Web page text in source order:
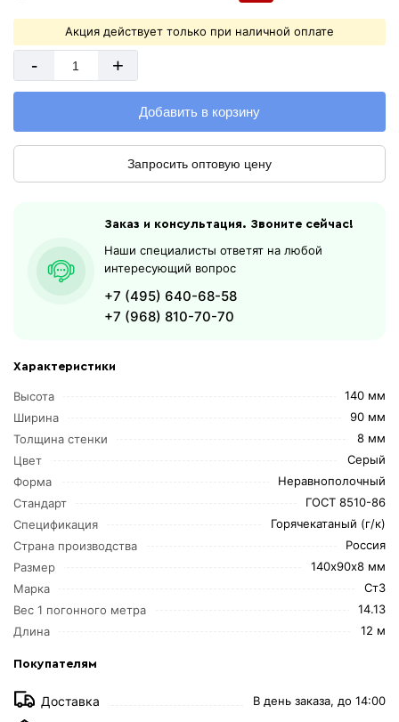
Характеристики
Высота
140 мм
Ширина
90 мм
Толщина стенки
8 мм
Цвет
Серый
Форма
Неравнополочный
Стандарт
ГОСТ 8510-86
Спецификация
Горячекатаный (г/к)
Страна производства
Россия
Размер
140х90х8 мм
Марка
Ст3
Вес 1 погонного метра
14.13
Длина
12 м
Покупателям
Доставка В день заказа, до 14:00
Акция действует только при наличной оплате
- +
Добавить в корзину
Запросить оптовую цену
Заказ и консультация. Звоните сейчас!
Наши специалисты ответят на любой
интересующий вопрос
+7 (495) 640-68-58
+7 (968) 810-70-70